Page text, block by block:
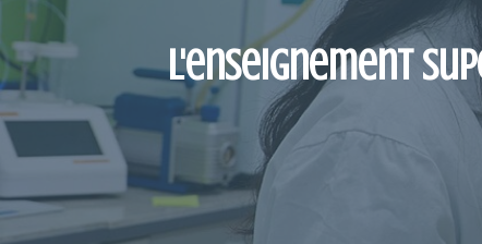
L'enseignement